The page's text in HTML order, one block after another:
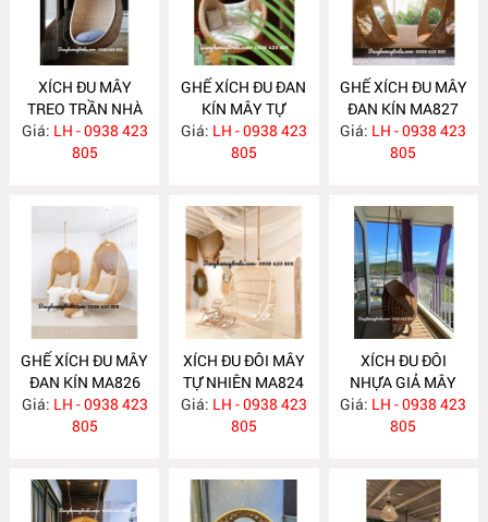
XÍCH ĐU MÂY
TREO TRẦN NHÀ
MA829
Giá: LH - 0938 423
805
GHẾ XÍCH ĐU ĐAN
KÍN MÂY TỰ
NHIÊN TREO
TRẦN NHÀ MA828
Giá: LH - 0938 423
805
GHẾ XÍCH ĐU MÂY
ĐAN KÍN MA827
Giá: LH - 0938 423
805
GHẾ XÍCH ĐU MÂY
ĐAN KÍN MA826
Giá: LH - 0938 423
805
XÍCH ĐU ĐÔI MÂY
TỰ NHIÊN MA824
Giá: LH - 0938 423
805
XÍCH ĐU ĐÔI
NHỰA GIẢ MÂY
NH356
Giá: LH - 0938 423
805